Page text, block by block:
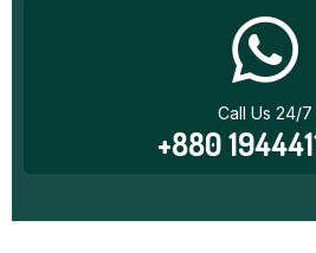
Call Us 24/7
+880